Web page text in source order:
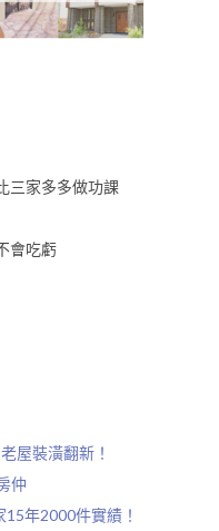
三家多多做功課
會吃虧
屋裝潢翻新！
仲
年2000件實績！